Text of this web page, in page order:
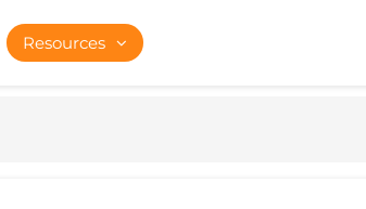
Resources